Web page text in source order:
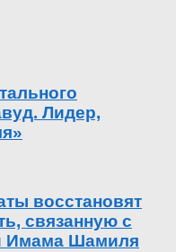
Лидер,
восстановят
связанную с
Имама Шамиля